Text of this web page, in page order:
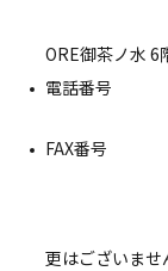
東京
ORE御茶ノ水 6
電
03-
03-
※電話番
更は